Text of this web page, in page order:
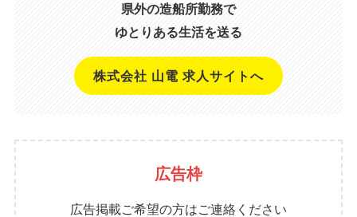
県外の造船所勤務で
ゆとりある生活を送る
株式会社 山電 求人サイトへ
広告枠
広告掲載ご希望の方はご連絡ください